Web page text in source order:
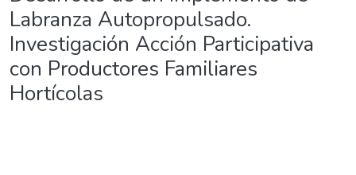
Labranza Autopropulsado.
Investigación Acción Participativa
con Productores Familiares
Hortícolas